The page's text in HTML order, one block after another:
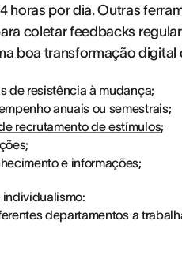
horas por dia. Outras
coletar feedbacks
boa transformação digital
de resistência à mudança;
anuais ou semestrais;
recrutamento de estímulos;
e informações;
departamentos a